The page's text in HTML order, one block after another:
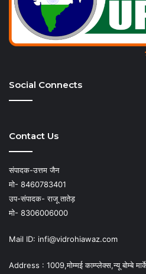
Social Connects
Contact Us
संपादक-उत्तम जैन
मो- 8460783401
उप-संपादक- राजू तातेड़
मो- 8306006000
Mail ID: infi@vidrohiawaz.com
Address : 1009,मोम्मई काम्प्लेक्स,न्यू बोम्बे